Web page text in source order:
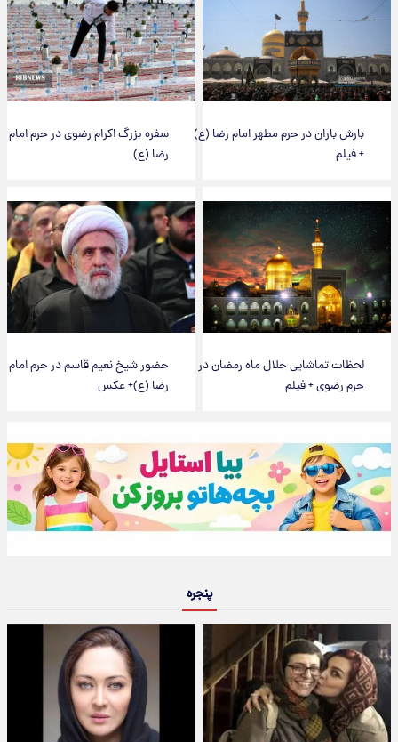
بارش باران در حرم مطهر امام رضا (ع)
+ فیلم
سفره بزرگ اکرام رضوی در حرم امام
رضا (ع)
لحظات تماشایی حلال ماه رمضان در
حرم رضوی + فیلم
حضور شیخ نعیم قاسم در حرم امام
رضا (ع)+ عکس
پنجره